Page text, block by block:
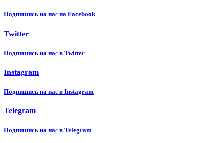
Подпишиcь на нас на Facebook
Twitter
Подпишиcь на нас в Twitter
Instagram
Подпишиcь на нас в Instagram
Telegram
Подпишиcь на нас в Telegram